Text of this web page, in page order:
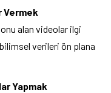
Vermek
alan videolar ilgi
verileri ön plana
Yapmak